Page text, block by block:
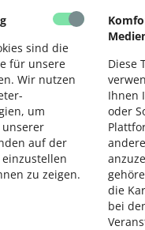
sind die
für unsere
Wir nutzen
um
unserer
auf der
zu zeigen.
Diese
Ihnen
oder
die
bei
2027